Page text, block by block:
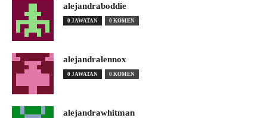
alejandraboddie
0 JAWATAN 0 KOMEN
alejandralennox
0 JAWATAN 0 KOMEN
alejandrawhitman